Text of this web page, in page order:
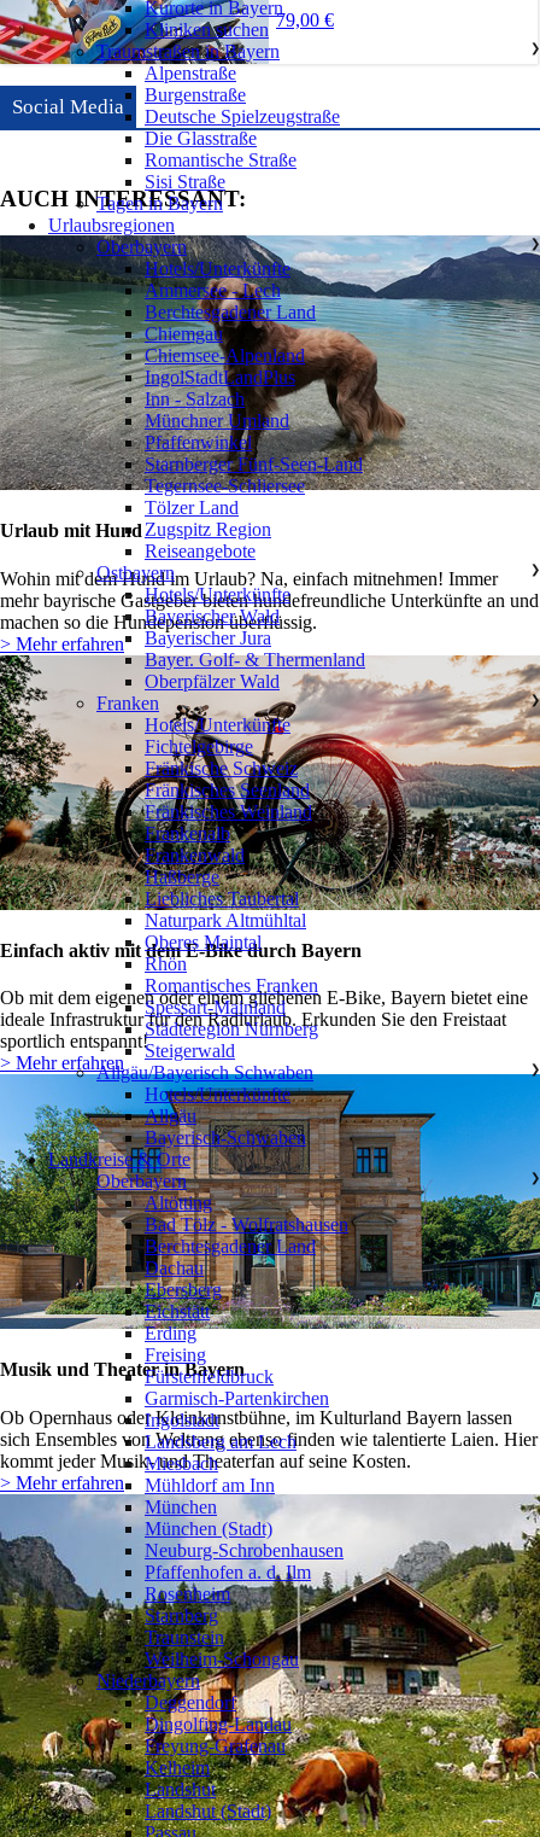
79,00 €
Social Media
AUCH INTERESSANT:
Urlaub mit Hund
Wohin mit dem Hund im Urlaub? Na, einfach mitnehmen! Immer
mehr bayrische Gastgeber bieten hundefreundliche Unterkünfte an und
machen so die Hundepension überflüssig.
> Mehr erfahren
Einfach aktiv mit dem E-Bike durch Bayern
Ob mit dem eigenen oder einem gliehenen E-Bike, Bayern bietet eine
ideale Infrastruktur für den Radlurlaub. Erkunden Sie den Freistaat
sportlich entspannt!
> Mehr erfahren
Musik und Theater in Bayern
Ob Opernhaus oder Kleinkunstbühne, im Kulturland Bayern lassen
sich Ensembles von Weltrang ebenso finden wie talentierte Laien. Hier
kommt jeder Musik- und Theaterfan auf seine Kosten.
> Mehr erfahren
Kurorte in Bayern
Kliniken suchen
Traumstraßen in Bayern
❯
Alpenstraße
Burgenstraße
Deutsche Spielzeugstraße
Die Glasstraße
Romantische Straße
Sisi Straße
Tagen in Bayern
Urlaubsregionen
Oberbayern
❯
Hotels/Unterkünfte
Ammersee - Lech
Berchtesgadener Land
Chiemgau
Chiemsee-Alpenland
IngolStadtLandPlus
Inn - Salzach
Münchner Umland
Pfaffenwinkel
Starnberger Fünf-Seen-Land
Tegernsee-Schliersee
Tölzer Land
Zugspitz Region
Reiseangebote
Ostbayern
❯
Hotels/Unterkünfte
Bayerischer Wald
Bayerischer Jura
Bayer. Golf- & Thermenland
Oberpfälzer Wald
Franken
❯
Hotels/Unterkünfte
Fichtelgebirge
Fränkische Schweiz
Fränkisches Seenland
Fränkisches Weinland
Frankenalb
Frankenwald
Haßberge
Liebliches Taubertal
Naturpark Altmühltal
Oberes Maintal
Rhön
Romantisches Franken
Spessart-Mainland
Städteregion Nürnberg
Steigerwald
Allgäu/Bayerisch Schwaben
❯
Hotels/Unterkünfte
Allgäu
Bayerisch-Schwaben
Landkreise & Orte
Oberbayern
❯
Altötting
Bad Tölz - Wolfratshausen
Berchtesgadener Land
Dachau
Ebersberg
Eichstätt
Erding
Freising
Fürstenfeldbruck
Garmisch-Partenkirchen
Ingolstadt
Landsberg am Lech
Miesbach
Mühldorf am Inn
München
München (Stadt)
Neuburg-Schrobenhausen
Pfaffenhofen a. d. Ilm
Rosenheim
Starnberg
Traunstein
Weilheim-Schongau
Niederbayern
❯
Deggendorf
Dingolfing-Landau
Freyung-Grafenau
Kelheim
Landshut
Landshut (Stadt)
Passau